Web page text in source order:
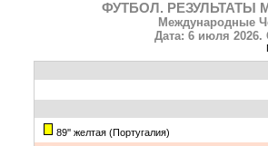
ФУТБОЛ. РЕЗУЛЬТАТЫ
Международные
Дата: 6 июля
89'' желтая (Португалия)